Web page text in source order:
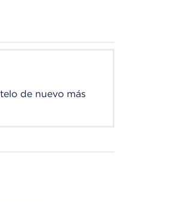
de nuevo más